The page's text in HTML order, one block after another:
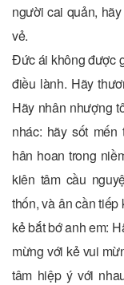
người cai quản,
vẻ.
Ðức ái không được
điều lành. Hãy
Hãy nhân nhượng
nhác: hãy sốt
hân hoan trong
kiên tâm cầu
thốn, và ân cần
kẻ bắt bớ anh em:
mừng với kẻ vui
tâm hiệp ý với